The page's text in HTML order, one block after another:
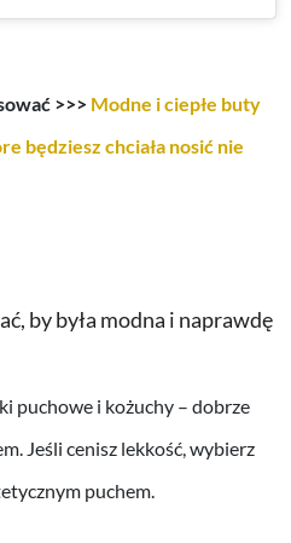
>>> Modne i ciepłe buty
będziesz chciała nosić nie
by była modna i naprawdę
puchowe i kożuchy – dobrze
Jeśli cenisz lekkość, wybierz
puchem.